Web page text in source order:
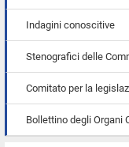
Indagini conoscitive
Stenografici delle
Comitato per la
Bollettino degli Organi